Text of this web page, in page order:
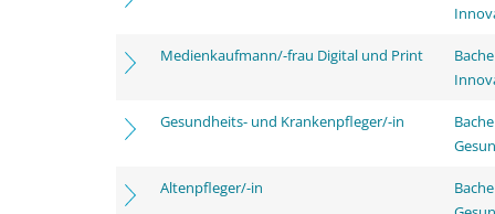
Medienkaufmann/-frau Digital und Print
Gesundheits- und Krankenpfleger/-in
Altenpfleger/-in